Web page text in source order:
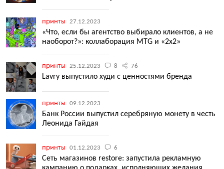
принты 27.12.2023
«Что, если бы агентство выбирало клиентов, а не
наоборот?»: коллаборация MTG и «2х2»
принты 25.12.2023 8 76
Lavry выпустило худи с ценностями бренда
принты 09.12.2023
Банк России выпустил серебряную монету в честь
Леонида Гайдая
принты 01.12.2023 6
Сеть магазинов restore: запустила рекламную